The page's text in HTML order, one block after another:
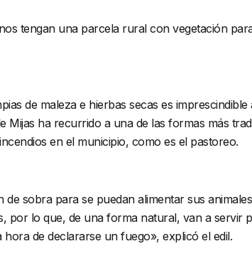
tengan una parcela rural con vegetación
de maleza e hierbas secas es
ha recurrido a una de las formas más
en el municipio, como es el pastoreo.
sobra para se puedan alimentar sus
por lo que, de una forma natural, van a servir
de declararse un fuego», explicó el edil.